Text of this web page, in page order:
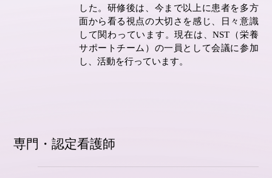
した。研修後は、今まで以上に患者を多方
面から看る視点の大切さを感じ、日々意識
して関わっています。現在は、NST（栄養
サポートチーム）の一員として会議に参加
し、活動を行っています。
専門・認定看護師